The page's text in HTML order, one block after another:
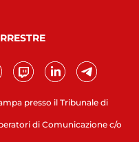
presso il Tribunale di
di Comunicazione c/o